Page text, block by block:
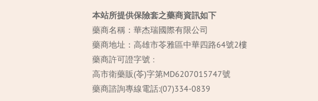
本站所提供保險套之藥商資訊如下
藥商名稱：華杰瑞國際有限公司
藥商地址：高雄市苓雅區中華四路64號2樓
藥商許可證字號 :
高市衛藥販(苓)字第MD6207015747號
藥商諮詢專線電話:(07)334-0839